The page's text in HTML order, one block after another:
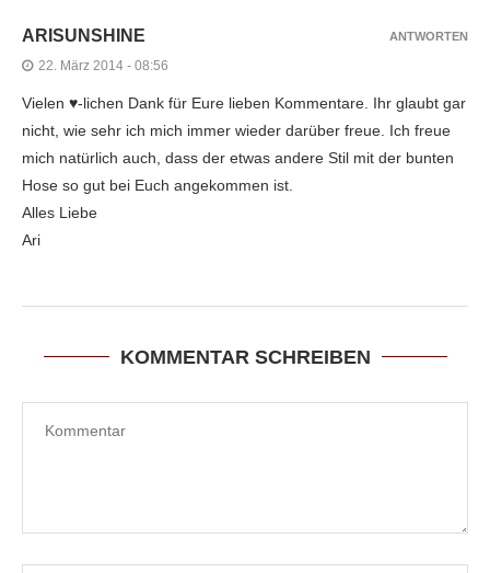
ARISUNSHINE
22. März 2014 - 08:56
Vielen ♥-lichen Dank für Eure lieben Kommentare. Ihr glaubt gar
nicht, wie sehr ich mich immer wieder darüber freue. Ich freue
mich natürlich auch, dass der etwas andere Stil mit der bunten
Hose so gut bei Euch angekommen ist.
Alles Liebe
Ari
ANTWORTEN
KOMMENTAR SCHREIBEN